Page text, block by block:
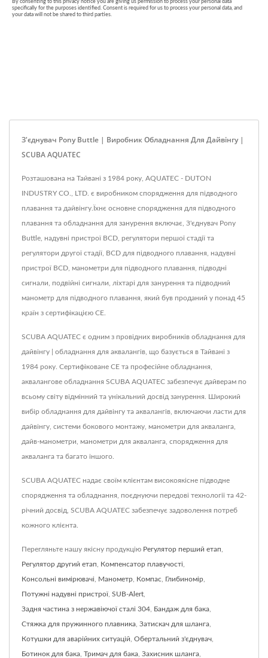
З'єднувач Pony Buttle | Виробник Обладнання Для Дайвінгу |
SCUBA AQUATEC
Розташована на Тайвані з 1984 року, AQUATEC - DUTON
INDUSTRY CO., LTD. є виробником спорядження для підводного
плавання та дайвінгу.Їхнє основне спорядження для підводного
плавання та обладнання для занурення включає, З'єднувач Pony
Buttle, надувні пристрої BCD, регулятори першої стадії та
регулятори другої стадії, BCD для підводного плавання, надувні
пристрої BCD, манометри для підводного плавання, підводні
сигнали, подвійні сигнали, ліхтарі для занурення та підводний
манометр для підводного плавання, який був проданий у понад 45
країн з сертифікацією CE.
SCUBA AQUATEC є одним з провідних виробників обладнання для
дайвінгу | обладнання для аквалангів, що базується в Тайвані з
1984 року. Сертифіковане CE та професійне обладнання,
аквалангове обладнання SCUBA AQUATEC забезпечує дайверам по
всьому світу відмінний та унікальний досвід занурення. Широкий
вибір обладнання для дайвінгу та аквалангів, включаючи ласти для
дайвінгу, системи бокового монтажу, манометри для акваланга,
дайв-манометри, манометри для акваланга, спорядження для
акваланга та багато іншого.
SCUBA AQUATEC надає своїм клієнтам високоякісне підводне
спорядження та обладнання, поєднуючи передові технології та 42-
річний досвід, SCUBA AQUATEC забезпечує задоволення потреб
кожного клієнта.
Перегляньте нашу якісну продукцію Регулятор перший етап
Регулятор другий етап Компенсатор плавучості
Консольні вимірювачі Манометр Компас Глибиномір
Потужні надувні пристрої SUB-Alert
Задня частина з нержавіючої сталі 304 Бандаж для бака
Стяжка для пружинного плавника Затискач для шланга
Котушки для аварійних ситуацій Обертальний з'єднувач
Ботинок для бака Тримач для бака Захисник шланга